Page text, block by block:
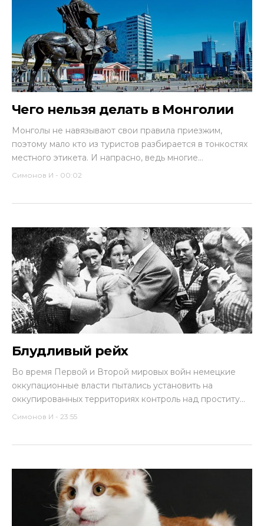
Чего нельзя делать в Монголии
Монголы не навязывают свои правила приезжим,
поэтому мало кто из туристов разбирается в тонкостях
местного этикета. И напрасно, ведь многие...
Симонов И - 00:02
Блудливый рейх
Во время Первой и Второй мировых войн немецкие
оккупационные власти пытались установить на
оккупированных территориях контроль над проститу...
Симонов И - 23:55